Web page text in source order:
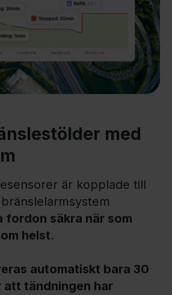
med
är kopplade till
fordon säkra när som
helst.
automatiskt bara 30
att tändningen har